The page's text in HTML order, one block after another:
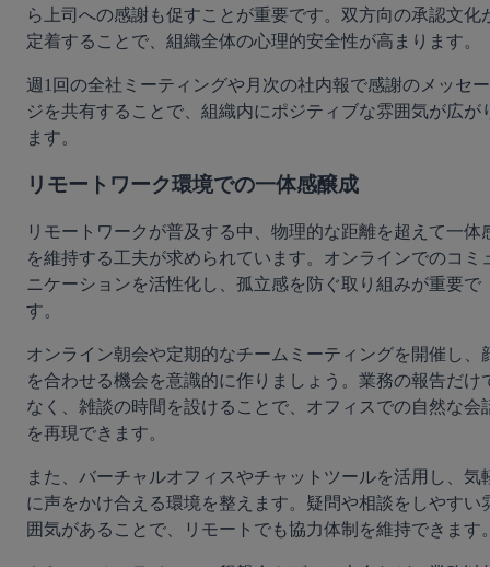
ら上司への感謝も促すことが重要です。双方向の承認文化
定着することで、組織全体の心理的安全性が高まります。
週1回の全社ミーティングや月次の社内報で感謝のメッセー
ジを共有することで、組織内にポジティブな雰囲気が広が
ます。
リモートワーク環境での一体感醸成
リモートワークが普及する中、物理的な距離を超えて一体
を維持する工夫が求められています。オンラインでのコミ
ニケーションを活性化し、孤立感を防ぐ取り組みが重要で
す。
オンライン朝会や定期的なチームミーティングを開催し、
を合わせる機会を意識的に作りましょう。業務の報告だけ
なく、雑談の時間を設けることで、オフィスでの自然な会
を再現できます。
また、バーチャルオフィスやチャットツールを活用し、気
に声をかけ合える環境を整えます。疑問や相談をしやすい
囲気があることで、リモートでも協力体制を維持できます